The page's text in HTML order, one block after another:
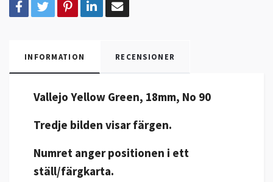
INFORMATION RECENSIONER
Vallejo Yellow Green, 18mm, No 90
Tredje bilden visar färgen.
Numret anger positionen i ett
ställ/färgkarta.